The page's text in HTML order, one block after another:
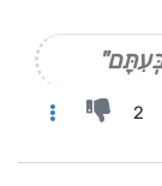
2